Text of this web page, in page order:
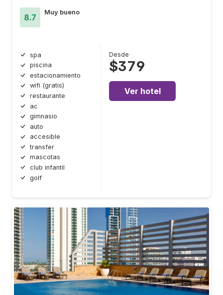
8.7
Muy bueno
spa
piscina
estacionamiento
wifi (gratis)
restaurante
ac
gimnasio
auto
accesible
transfer
mascotas
club infantil
golf
Desde
$379
Ver hotel